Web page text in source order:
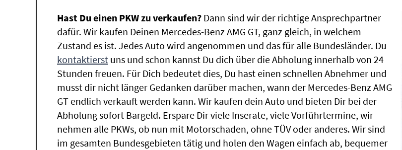
Hast Du einen PKW zu verkaufen? Dann sind wir der richtige Ansprechpartner
dafür. Wir kaufen Deinen Mercedes-Benz AMG GT, ganz gleich, in welchem
Zustand es ist. Jedes Auto wird angenommen und das für alle Bundesländer. Du
kontaktierst uns und schon kannst Du dich über die Abholung innerhalb von 24
Stunden freuen. Für Dich bedeutet dies, Du hast einen schnellen Abnehmer und
musst dir nicht länger Gedanken darüber machen, wann der Mercedes-Benz AMG
GT endlich verkauft werden kann. Wir kaufen dein Auto und bieten Dir bei der
Abholung sofort Bargeld. Erspare Dir viele Inserate, viele Vorführtermine, wir
nehmen alle PKWs, ob nun mit Motorschaden, ohne TÜV oder anderes. Wir sind
im gesamten Bundesgebieten tätig und holen den Wagen einfach ab, bequemer